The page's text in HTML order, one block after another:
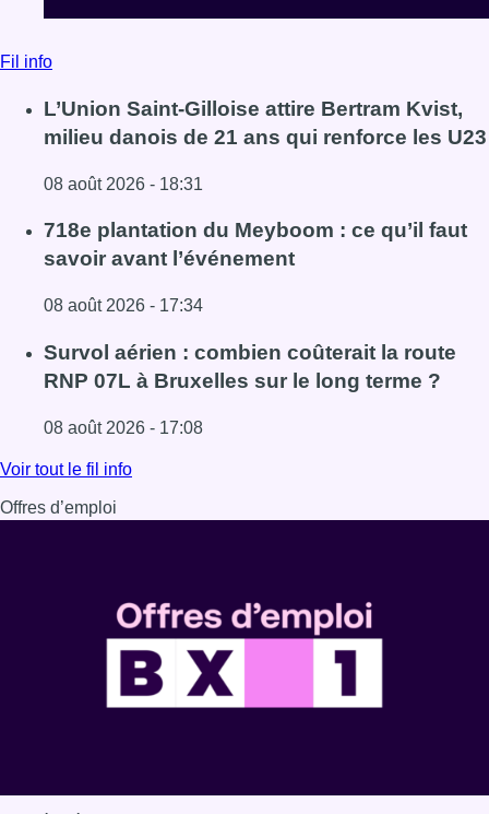
Fil info
L’Union Saint-Gilloise attire Bertram Kvist,
milieu danois de 21 ans qui renforce les U23
08 août 2026 - 18:31
Lire l'article L’Union Saint-Gilloise attire Bertram Kvist,
718e plantation du Meyboom : ce qu’il faut
savoir avant l’événement
08 août 2026 - 17:34
Lire l'article 718e plantation du Meyboom : ce qu’il faut
Survol aérien : combien coûterait la route
RNP 07L à Bruxelles sur le long terme ?
08 août 2026 - 17:08
Lire l'article Survol aérien : combien coûterait la route
Voir tout le fil info
Offres d’emploi